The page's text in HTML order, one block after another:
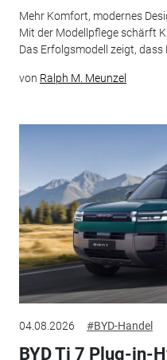
Mehr Komfort, modernes
Mit der Modellpflege schärft
Das Erfolgsmodell zeigt, dass
von Ralph M. Meunzel
04.08.2026 #BYD-Handel
BYD Ti 7 Plug-in-